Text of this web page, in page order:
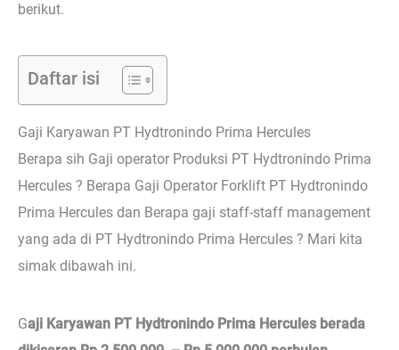
berikut.
Daftar isi
Gaji Karyawan PT Hydtronindo Prima Hercules
Berapa sih Gaji operator Produksi PT Hydtronindo Prima
Hercules ? Berapa Gaji Operator Forklift PT Hydtronindo
Prima Hercules dan Berapa gaji staff-staff management
yang ada di PT Hydtronindo Prima Hercules ? Mari kita
simak dibawah ini.
Gaji Karyawan PT Hydtronindo Prima Hercules berada